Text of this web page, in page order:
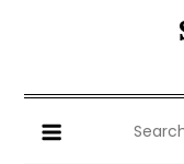
for: